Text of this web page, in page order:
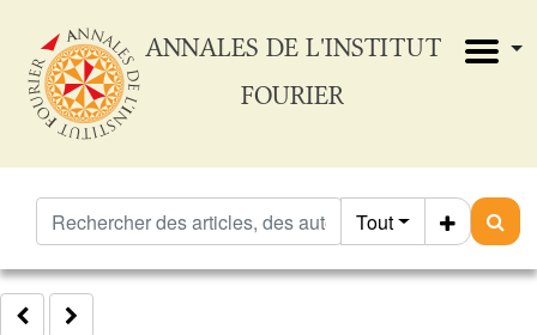
ANNALES DE L'INSTITUT
FOURIER
Tout